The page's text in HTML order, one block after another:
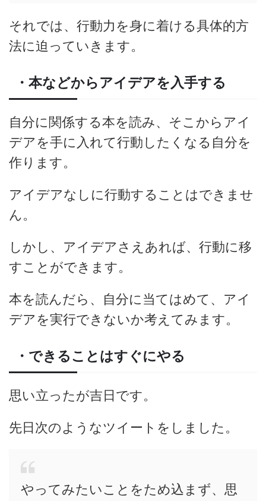
それでは、行動力を身に着ける具体的方
法に迫っていきます。
・本などからアイデアを入手する
自分に関係する本を読み、そこからアイ
デアを手に入れて行動したくなる自分を
作ります。
アイデアなしに行動することはできませ
ん。
しかし、アイデアさえあれば、行動に移
すことができます。
本を読んだら、自分に当てはめて、アイ
デアを実行できないか考えてみます。
・できることはすぐにやる
思い立ったが吉日です。
先日次のようなツイートをしました。
やってみたいことをため込まず、思